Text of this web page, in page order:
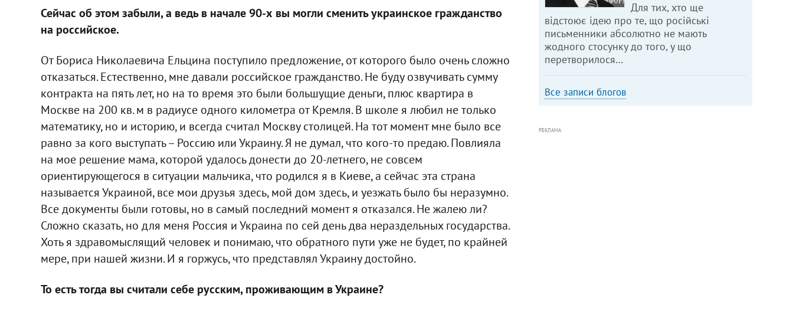
Сейчас об этом забыли, а ведь в начале 90-х вы могли сменить украинское гражданство
на российское.
От Бориса Николаевича Ельцина поступило предложение, от которого было очень сложно
отказаться. Естественно, мне давали российское гражданство. Не буду озвучивать сумму
контракта на пять лет, но на то время это были большущие деньги, плюс квартира в
Москве на 200 кв. м в радиусе одного километра от Кремля. В школе я любил не только
математику, но и историю, и всегда считал Москву столицей. На тот момент мне было все
равно за кого выступать – Россию или Украину. Я не думал, что кого-то предаю. Повлияла
на мое решение мама, которой удалось донести до 20-летнего, не совсем
ориентирующегося в ситуации мальчика, что родился я в Киеве, а сейчас эта страна
называется Украиной, все мои друзья здесь, мой дом здесь, и уезжать было бы неразумно.
Все документы были готовы, но в самый последний момент я отказался. Не жалею ли?
Сложно сказать, но для меня Россия и Украина по сей день два нераздельных государства.
Хоть я здравомыслящий человек и понимаю, что обратного пути уже не будет, по крайней
мере, при нашей жизни. И я горжусь, что представлял Украину достойно.
То есть тогда вы считали себе русским, проживающим в Украине?
Для тих, хто ще
відстоює ідею про те, що російські
письменники абсолютно не мають
жодного стосунку до того, у що
перетворилося…
Все записи блогов
РЕКЛАМА